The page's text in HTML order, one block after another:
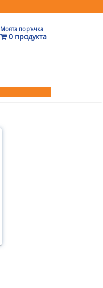
Моята поръчка
0 продукта